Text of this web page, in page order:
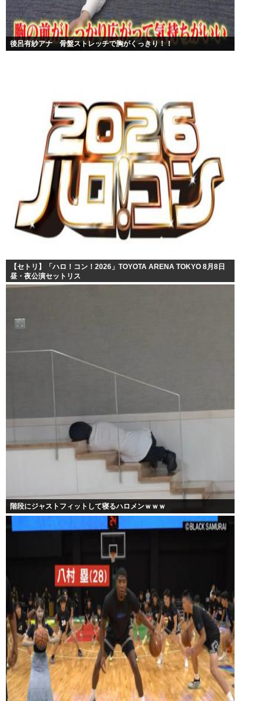
後呂有紗アナ 骨盤ストレッチで胸がくっきり！！
【セトリ】「ハロ！コン！2026」TOYOTA ARENA TOKYO 8月8日
昼・夜公演セットリス
階段にジャストフィットして寝るハロメンｗｗｗ